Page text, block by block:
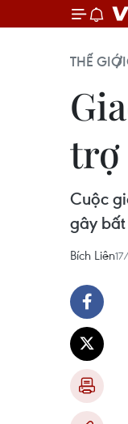
THẾ GIỚI
trợ
Cuộc
gây
Bích Liên